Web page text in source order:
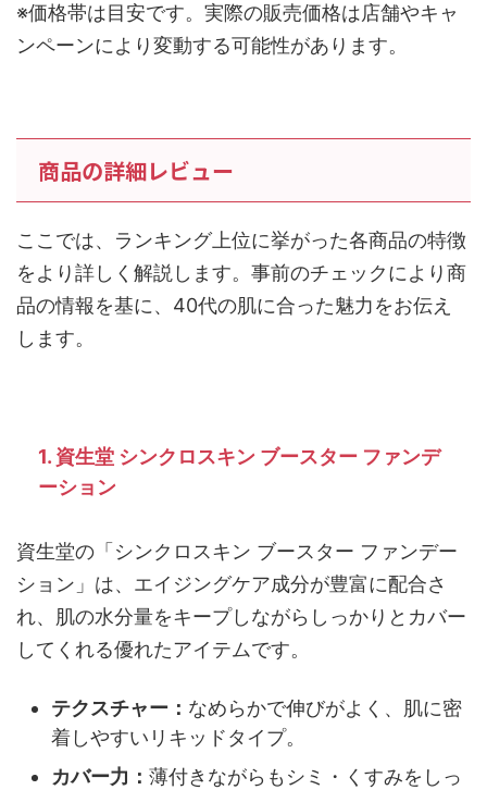
※価格帯は目安です。実際の販売価格は店舗やキャ
ンペーンにより変動する可能性があります。
商品の詳細レビュー
ここでは、ランキング上位に挙がった各商品の特徴
をより詳しく解説します。事前のチェックにより商
品の情報を基に、40代の肌に合った魅力をお伝え
します。
1. 資生堂 シンクロスキン ブースター ファンデ
ーション
資生堂の「シンクロスキン ブースター ファンデー
ション」は、エイジングケア成分が豊富に配合さ
れ、肌の水分量をキープしながらしっかりとカバー
してくれる優れたアイテムです。
テクスチャー： なめらかで伸びがよく、肌に密
着しやすいリキッドタイプ。
カバー力： 薄付きながらもシミ・くすみをしっ